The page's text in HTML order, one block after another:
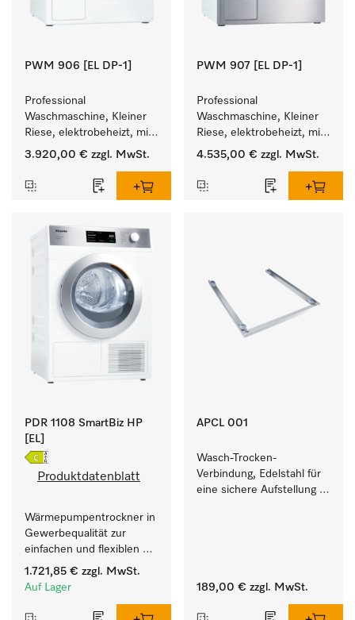
PWM 906 [EL DP-1]
Professional
Waschmaschine, Kleiner
Riese, elektrobeheizt, mit
Ablaufpumpe und
Programmen.
Leistung 6 kg  in 49 min .
3.920,00 € zzgl. MwSt.
PWM 907 [EL DP-1]
Professional
Waschmaschine, Kleiner
Riese, elektrobeheizt, mit
Ablaufpumpe und
Programmen.
Leistung 7 kg  in 49 min .
4.535,00 € zzgl. MwSt.
PDR 1108 SmartBiz HP
[EL]
Produktdatenblatt
Wärmepumpentrockner in
Gewerbequalität zur
einfachen und flexiblen
Aufstellung ohne
Abluftleitung.
1.721,85 € zzgl. MwSt.
Auf Lager
APCL 001
Wasch-Trocken-
Verbindung, Edelstahl für
eine sichere Aufstellung
189,00 € zzgl. MwSt.